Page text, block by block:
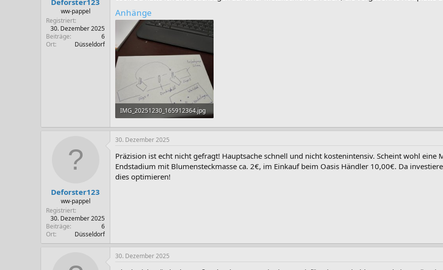
:
ww-pappel
Registriert
30. Dezember 2025
Beiträge
6
Ort
Düsseldorf
Anhänge
IMG_20251230_165912364.jpg
133,8 KB · Aufrufe: 67
Deforster123
ww-pappel
Registriert
30. Dezember 2025
Beiträge
6
Ort
Düsseldorf
30. Dezember 2025
Präzision ist echt nicht gefragt! Hauptsache schnell und nicht kostenintensiv. Scheint wohl eine
Endstadium mit Blumensteckmasse ca. 2€, im Einkauf beim Oasis Händler 10,00€. Da
dies optimieren!
30. Dezember 2025